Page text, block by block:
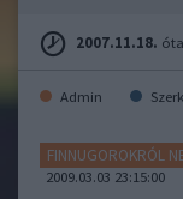
2007.11.18.
Admin
FINNUGOROKRÓL
2009.03.03 23:15:00